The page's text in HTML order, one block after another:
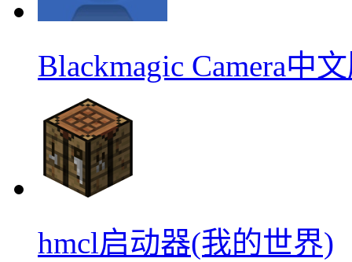
Blackmagic Camera中
hmcl启动器(我的世界)